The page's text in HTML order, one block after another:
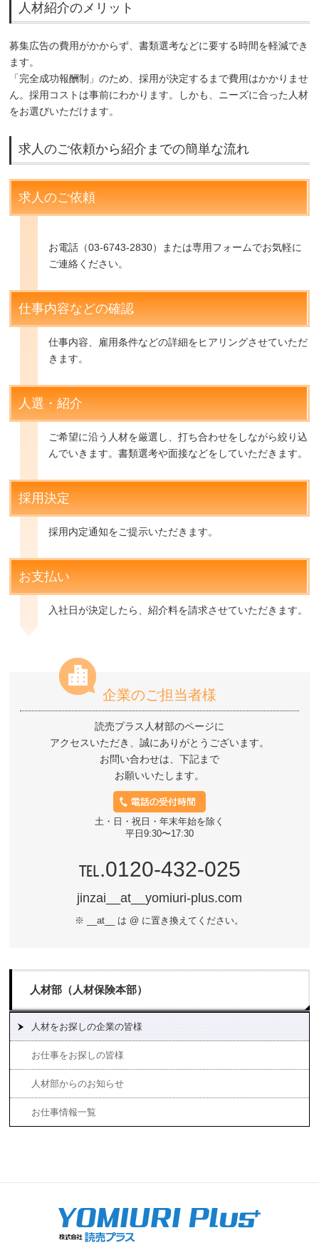
人材紹介のメリット
募集広告の費用がかからず、書類選考などに要する時間を軽減でき
ます。
「完全成功報酬制」のため、採用が決定するまで費用はかかりませ
ん。採用コストは事前にわかります。しかも、ニーズに合った人材
をお選びいただけます。
求人のご依頼から紹介までの簡単な流れ
求人のご依頼
お電話（03-6743-2830）または専用フォームでお気軽に
ご連絡ください。
仕事内容などの確認
仕事内容、雇用条件などの詳細をヒアリングさせていただ
きます。
人選・紹介
ご希望に沿う人材を厳選し、打ち合わせをしながら絞り込
んでいきます。書類選考や面接などをしていただきます。
採用決定
採用内定通知をご提示いただきます。
お支払い
入社日が決定したら、紹介料を請求させていただきます。
企業のご担当者様
読売プラス人材部のページに
アクセスいただき、 誠にありがとうございます。
お問い合わせは、下記まで
お願いいたします。
土・日・祝日・年末年始を除く
平日9:30〜17:30
0120-432-025
jinzai __at__ yomiuri-plus.com
※ __at__ は @ に置き換えてください。
人材部（人材保険本部）
人材をお探しの企業の皆様
お仕事をお探しの皆様
人材部からのお知らせ
お仕事情報一覧